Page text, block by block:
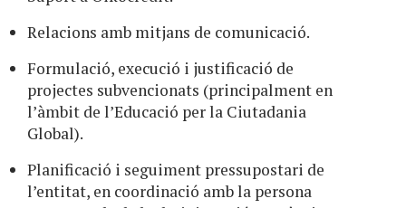
Relacions amb mitjans de comunicació.
Formulació, execució i justificació de
projectes subvencionats (principalment en
l’àmbit de l’Educació per la Ciutadania
Global).
Planificació i seguiment pressupostari de
l’entitat, en coordinació amb la persona